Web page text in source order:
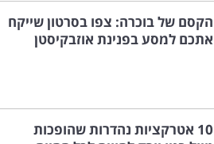
הקסם של בוכרה: צפו בסרטון שייקח
אתכם למסע בפנינת אוזבקיסטן
10 אטרקציות נהדרות שהופכות